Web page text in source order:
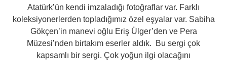
Atatürk’ün kendi imzaladığı fotoğraflar var. Farklı
koleksiyonerlerden topladığımız özel eşyalar var. Sabiha
Gökçen’in manevi oğlu Eriş Ülger’den ve Pera
Müzesi’nden birtakım eserler aldık. Bu sergi çok
kapsamlı bir sergi. Çok yoğun ilgi olacağını